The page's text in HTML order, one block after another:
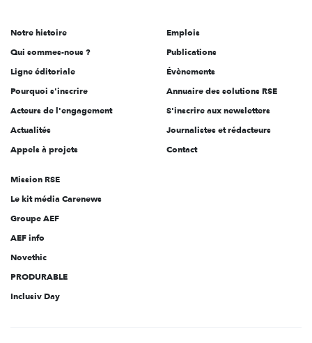
l'engagement
Notre histoire
Qui sommes-nous ?
Ligne éditoriale
Pourquoi s'inscrire
Acteurs de l'engagement
Actualités
Appels à projets
Emplois
Publications
Évènements
Annuaire des solutions RSE
S'inscrire aux newsletters
Journalistes et rédacteurs
Contact
Mission RSE
Le kit média Carenews
Groupe AEF
AEF info
Novethic
PRODURABLE
Inclusiv Day